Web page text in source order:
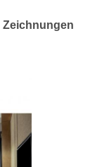
Zeichnungen